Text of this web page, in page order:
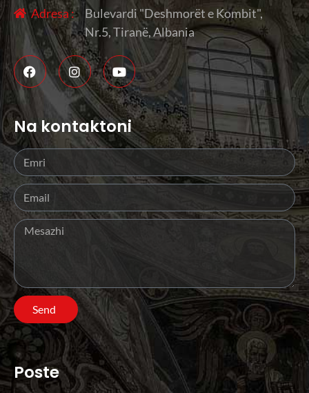
Adresa :
Bulevardi "Deshmorët e Kombit",
Nr.5, Tiranë, Albania
Na kontaktoni
Send
Poste